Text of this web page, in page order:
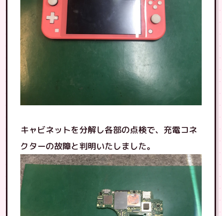
キャビネットを分解し各部の点検で、充電コネ
クターの故障と判明いたしました。